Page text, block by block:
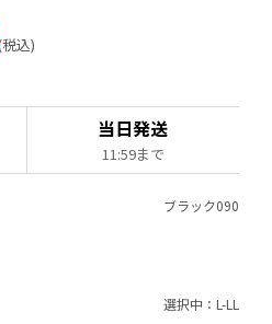
税込
当日発送
11:59まで
ブラック090
選択中：L-LL